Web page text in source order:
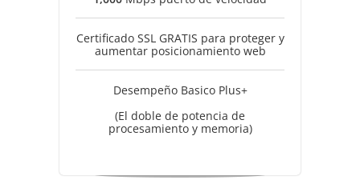
Certificado SSL GRATIS para proteger y
aumentar posicionamiento web
Desempeño Basico Plus+
(El doble de potencia de
procesamiento y memoria)